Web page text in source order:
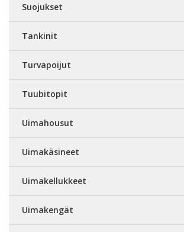
Suojukset
Tankinit
Turvapoijut
Tuubitopit
Uimahousut
Uimakäsineet
Uimakellukkeet
Uimakengät